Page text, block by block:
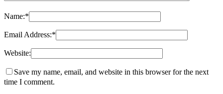
Name:*
Email Address:*
Website:
Save my name, email, and website in this browser for the next
time I comment.